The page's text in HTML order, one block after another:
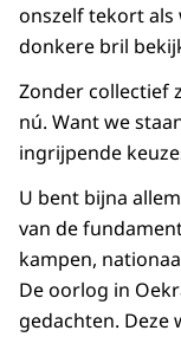
onszelf tekort als
donkere bril
Zonder collectief
nú. Want we
ingrijpende
U bent bijna
van de
kampen,
De oorlog in
gedachten.